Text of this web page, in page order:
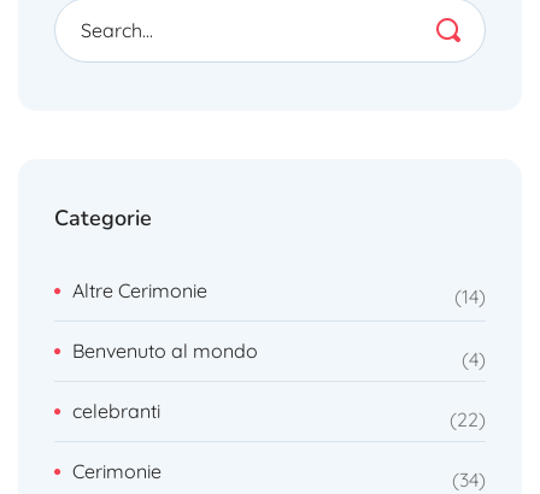
Categorie
Altre Cerimonie 14
Benvenuto al mondo 4
celebranti 22
Cerimonie 34